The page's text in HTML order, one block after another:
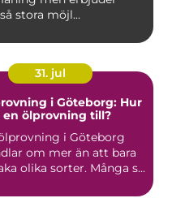
stora möjl...
31. jul
i Göteborg: Hur
en ölprovning till?
i Göteborg
om mer än att bara
olika sorter. Många s...